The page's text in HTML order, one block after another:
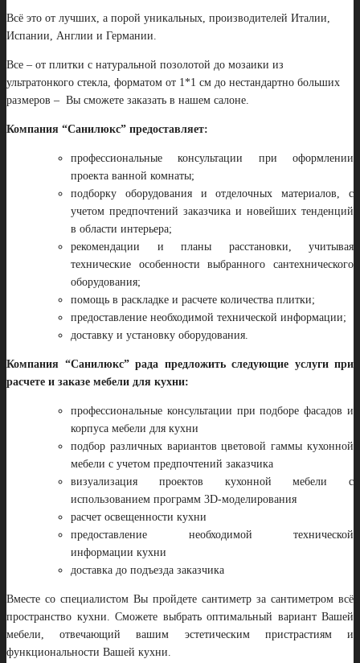
Всё это от лучших, а порой уникальных, производителей Италии,
Испании, Англии и Германии.
Все – от плитки с натуральной позолотой до мозаики из
ультратонкого стекла, форматом от 1*1 см до нестандартно больших
размеров – Вы сможете заказать в нашем салоне.
Компания “Санилюкс” предоставляет:
профессиональные консультации при оформлении
проекта ванной комнаты;
подборку оборудования и отделочных материалов, с
учетом предпочтений заказчика и новейших тенденций
в области интерьера;
рекомендации и планы расстановки, учитывая
технические особенности выбранного сантехнического
оборудования;
помощь в раскладке и расчете количества плитки;
предоставление необходимой технической информации;
доставку и установку оборудования.
Компания “Санилюкс” рада предложить следующие услуги при
расчете и заказе мебели для кухни:
профессиональные консультации при подборе фасадов и
корпуса мебели для кухни
подбор различных вариантов цветовой гаммы кухонной
мебели с учетом предпочтений заказчика
визуализация проектов кухонной мебели с
использованием программ 3D-моделирования
расчет освещенности кухни
предоставление необходимой технической
информации кухни
доставка до подъезда заказчика
Вместе со специалистом Вы пройдете сантиметр за сантиметром всё
пространство кухни. Сможете выбрать оптимальный вариант Вашей
мебели, отвечающий вашим эстетическим пристрастиям и
функциональности Вашей кухни.